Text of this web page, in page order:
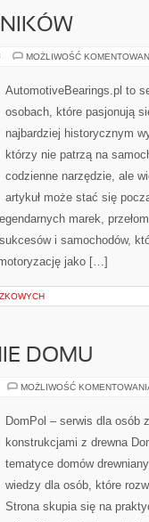
MOŻLIWOŚĆ
AutomotiveBearings.pl to
osobach, które pasjonują
najbardziej historycznym
którzy nie patrzą na
codzienne narzędzie, ale
artykuł może stać się
marek,
i samochodów,
jako […]
DOMU
MOŻLIWOŚĆ
DomPol – serwis dla osób
konstrukcjami z drewna
tematyce domów
wiedzy dla osób, które
Strona skupia się na